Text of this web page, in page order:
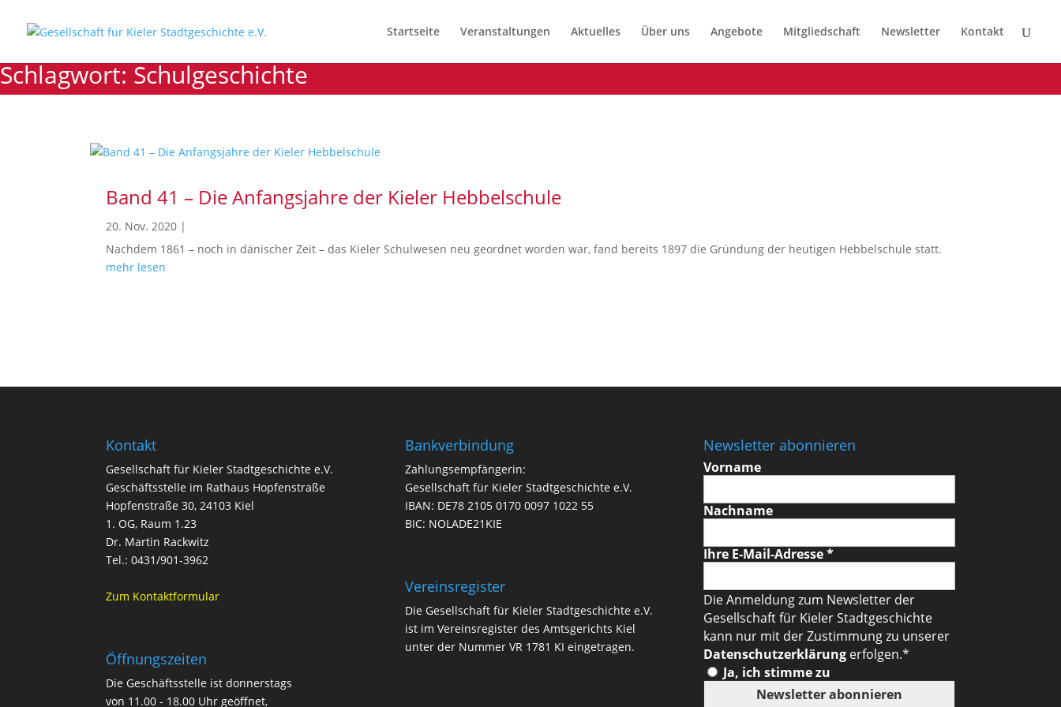
Startseite Veranstaltungen Aktuelles Über uns Angebote Mitgliedschaft Newsletter Kontakt
Schlagwort: Schulgeschichte
Band 41 – Die Anfangsjahre der Kieler Hebbelschule
20. Nov. 2020 |
Nachdem 1861 – noch in dänischer Zeit – das Kieler Schulwesen neu geordnet worden war, fand bereits 1897 die Gründung der heutigen Hebbelschule statt.
mehr lesen
Kontakt
Gesellschaft für Kieler Stadtgeschichte e.V.
Geschäftsstelle im Rathaus Hopfenstraße
Hopfenstraße 30, 24103 Kiel
1. OG, Raum 1.23
Dr. Martin Rackwitz
Tel.: 0431/901-3962
Zum Kontaktformular
Öffnungszeiten
Die Geschäftsstelle ist donnerstags
von 11.00 - 18.00 Uhr geöffnet,
Bankverbindung
Zahlungsempfängerin:
Gesellschaft für Kieler Stadtgeschichte e.V.
IBAN: DE78 2105 0170 0097 1022 55
BIC: NOLADE21KIE
Vereinsregister
Die Gesellschaft für Kieler Stadtgeschichte e.V.
ist im Vereinsregister des Amtsgerichts Kiel
unter der Nummer VR 1781 KI eingetragen.
Newsletter abonnieren
Vorname
Nachname
Ihre E-Mail-Adresse*
Die Anmeldung zum Newsletter der
Gesellschaft für Kieler Stadtgeschichte
kann nur mit der Zustimmung zu unserer
Datenschutzerklärung erfolgen.*
Ja, ich stimme zu